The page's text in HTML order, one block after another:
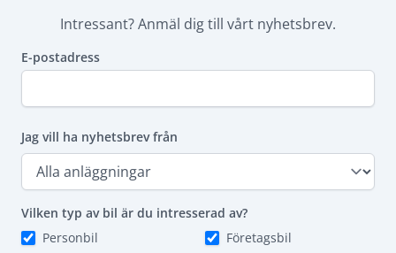
Intressant? Anmäl dig till vårt nyhetsbrev.
E-postadress
Jag vill ha nyhetsbrev från
Vilken typ av bil är du intresserad av?
Personbil
Företagsbil